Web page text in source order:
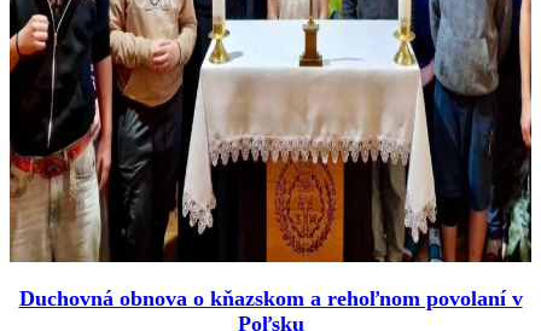
Duchovná obnova o kňazskom a rehoľnom povolaní v
Poľsku